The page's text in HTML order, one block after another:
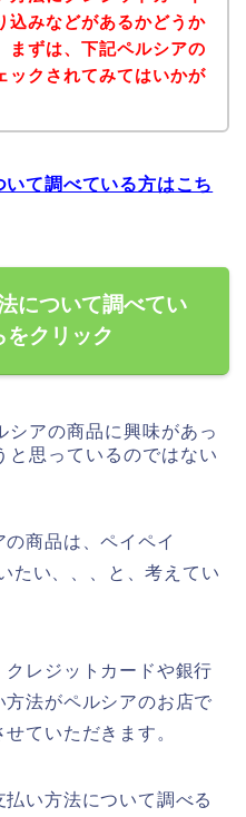
込みなどがあるかどうか
まずは、下記ペルシアの
ックされてみてはいかが
て調べている方はこち
について調べてい
をクリック
シアの商品に興味があっ
と思っているのではない
商品は、ペイペイ
たい、、、と、考えてい
レジットカードや銀行
法がペルシアのお店で
ていただきます。
い方法について調べる